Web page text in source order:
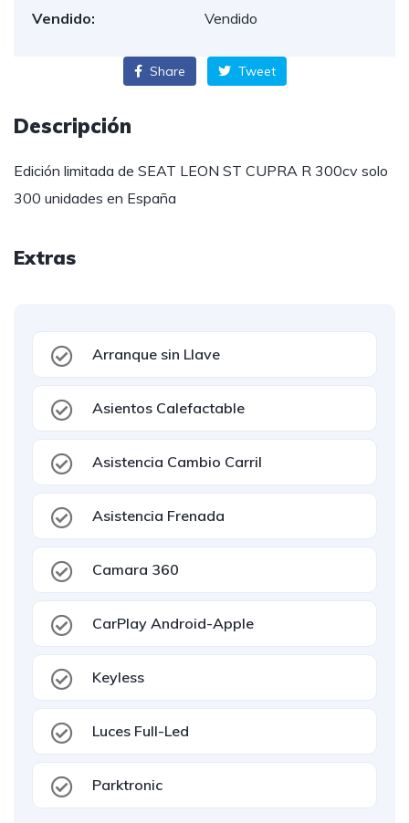
Vendido:
Vendido
Share Tweet
Descripción
Edición limitada de SEAT LEON ST CUPRA R 300cv solo
300 unidades en España
Extras
Arranque sin Llave
Asientos Calefactable
Asistencia Cambio Carril
Asistencia Frenada
Camara 360
CarPlay Android-Apple
Keyless
Luces Full-Led
Parktronic